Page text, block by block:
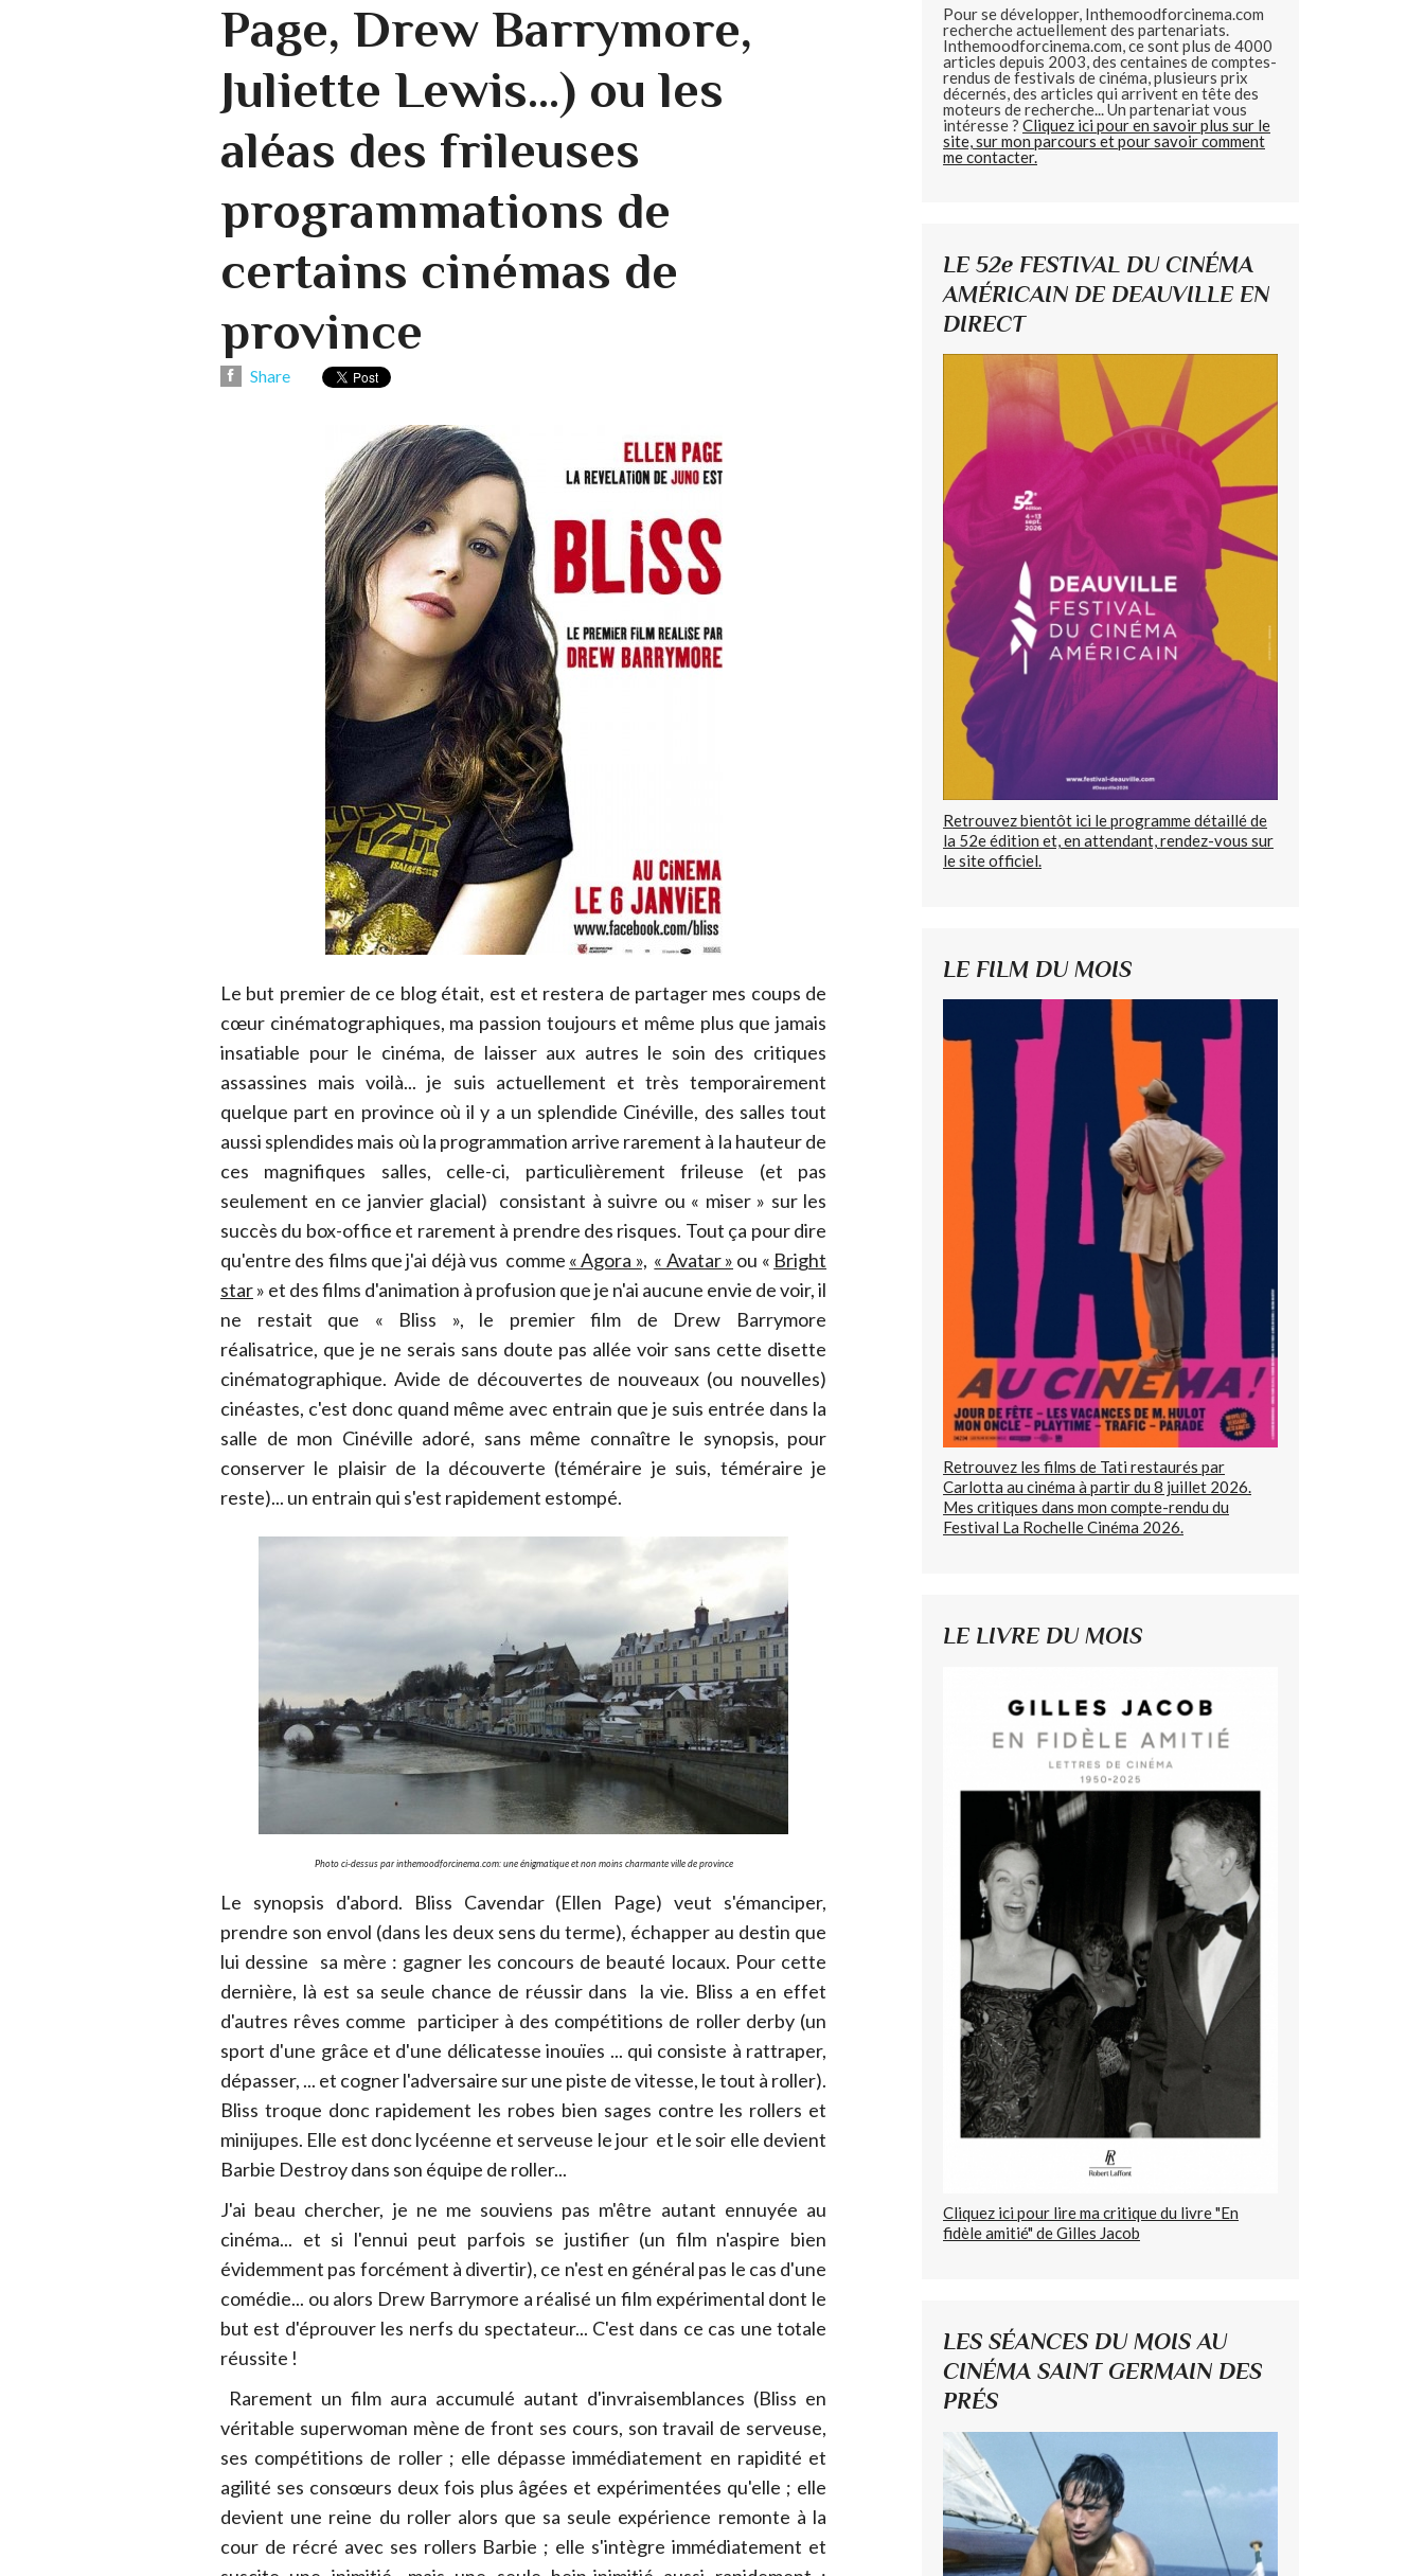
Page, Drew Barrymore,
Juliette Lewis…) ou les
aléas des frileuses
programmations de
certains cinémas de
province
Share
Le but premier de ce blog était, est et restera de partager mes coups de
cœur cinématographiques, ma passion toujours et même plus que jamais
insatiable pour le cinéma, de laisser aux autres le soin des critiques
assassines mais voilà... je suis actuellement et très temporairement
quelque part en province où il y a un splendide Cinéville, des salles tout
aussi splendides mais où la programmation arrive rarement à la hauteur de
ces magnifiques salles, celle-ci, particulièrement frileuse (et pas
seulement en ce janvier glacial) consistant à suivre ou « miser » sur les
succès du box-office et rarement à prendre des risques. Tout ça pour dire
qu'entre des films que j'ai déjà vus comme « Agora », « Avatar » ou « Bright
star» et des films d'animation à profusion que je n'ai aucune envie de voir, il
ne restait que « Bliss », le premier film de Drew Barrymore
réalisatrice, que je ne serais sans doute pas allée voir sans cette disette
cinématographique. Avide de découvertes de nouveaux (ou nouvelles)
cinéastes, c'est donc quand même avec entrain que je suis entrée dans la
salle de mon Cinéville adoré, sans même connaître le synopsis, pour
conserver le plaisir de la découverte (téméraire je suis, téméraire je
reste)... un entrain qui s'est rapidement estompé.
Photo ci-dessus par inthemoodforcinema.com: une énigmatique et non moins charmante ville de province
Le synopsis d'abord. Bliss Cavendar (Ellen Page) veut s'émanciper,
prendre son envol (dans les deux sens du terme), échapper au destin que
lui dessine sa mère : gagner les concours de beauté locaux. Pour cette
dernière, là est sa seule chance de réussir dans la vie. Bliss a en effet
d'autres rêves comme participer à des compétitions de roller derby (un
sport d'une grâce et d'une délicatesse inouïes ... qui consiste à rattraper,
dépasser, ... et cogner l'adversaire sur une piste de vitesse, le tout à roller).
Bliss troque donc rapidement les robes bien sages contre les rollers et
minijupes. Elle est donc lycéenne et serveuse le jour et le soir elle devient
Barbie Destroy dans son équipe de roller...
J'ai beau chercher, je ne me souviens pas m'être autant ennuyée au
cinéma... et si l'ennui peut parfois se justifier (un film n'aspire bien
évidemment pas forcément à divertir), ce n'est en général pas le cas d'une
comédie... ou alors Drew Barrymore a réalisé un film expérimental dont le
but est d'éprouver les nerfs du spectateur... C'est dans ce cas une totale
réussite !
Rarement un film aura accumulé autant d'invraisemblances (Bliss en
véritable superwoman mène de front ses cours, son travail de serveuse,
ses compétitions de roller ; elle dépasse immédiatement en rapidité et
agilité ses consœurs deux fois plus âgées et expérimentées qu'elle ; elle
devient une reine du roller alors que sa seule expérience remonte à la
cour de récré avec ses rollers Barbie ; elle s'intègre immédiatement et
Pour se développer, Inthemoodforcinema.com
recherche actuellement des partenariats.
Inthemoodforcinema.com, ce sont plus de 4000
articles depuis 2003, des centaines de comptes-
rendus de festivals de cinéma, plusieurs prix
décernés, des articles qui arrivent en tête des
moteurs de recherche... Un partenariat vous
intéresse ? Cliquez ici pour en savoir plus sur le
site, sur mon parcours et pour savoir comment
me contacter.
LE 52e FESTIVAL DU CINÉMA
AMÉRICAIN DE DEAUVILLE EN
DIRECT
Retrouvez bientôt ici le programme détaillé de
la 52e édition et, en attendant, rendez-vous sur
le site officiel.
LE FILM DU MOIS
Retrouvez les films de Tati restaurés par
Carlotta au cinéma à partir du 8 juillet 2026.
Mes critiques dans mon compte-rendu du
Festival La Rochelle Cinéma 2026.
LE LIVRE DU MOIS
Cliquez ici pour lire ma critique du livre "En
fidèle amitié" de Gilles Jacob
LES SÉANCES DU MOIS AU
CINÉMA SAINT GERMAIN DES
PRÉS